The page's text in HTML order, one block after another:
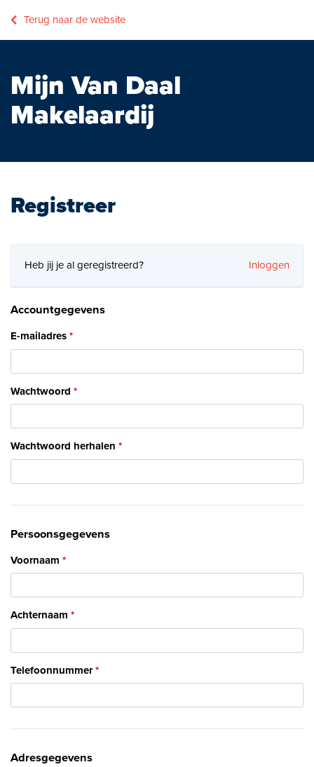
Terug naar de website
Mijn Van Daal
Makelaardij
Registreer
Heb jij je al geregistreerd? Inloggen
Accountgegevens
E-mailadres
Wachtwoord
Wachtwoord herhalen
Persoonsgegevens
Voornaam
Achternaam
Telefoonnummer
Adresgegevens